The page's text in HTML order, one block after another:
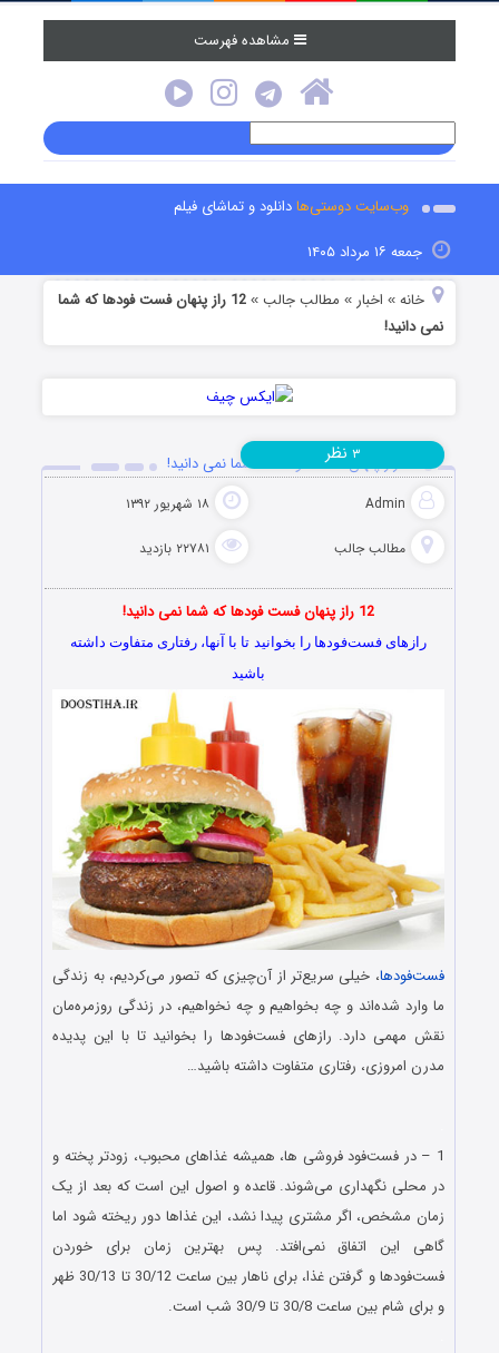
مشاهده فهرست
وب‌سایت دوستی‌هادانلود و تماشای فیلم
جمعه ۱۶ مرداد ۱۴۰۵
خانه » اخبار » مطالب جالب »
12 راز پنهان فست فودها که شما
نمی دانید!
12 راز پنهان فست فودها که شما نمی دانید!
Admin ۱۸ شهریور ۱۳۹۲
مطالب جالب ۲۲۷۸۱ بازدید
۳ نظر
12 راز پنهان فست فودها که شما نمی دانید!
رازهای فست‌فودها را بخوانید تا با آنها، رفتاری متفاوت داشته
باشید
فست‌فودها، خیلی سریع‌تر از آن‌چیزی که تصور می‌کردیم، به زندگی
ما وارد شده‌اند و چه بخواهیم و چه نخواهیم، در زندگی روزمره‌مان
نقش مهمی دارد. رازهای فست‌فودها را بخوانید تا با این پدیده
مدرن امروزی، رفتاری متفاوت داشته باشید…
1 – در فست‌فود فروشی ها، همیشه غذاهای محبوب، زودتر پخته و
در محلی نگهداری می‌شوند. قاعده و اصول این است که بعد از یک
زمان مشخص، اگر مشتری پیدا نشد، این غذاها دور ریخته شود اما
گاهی این اتفاق نمی‌افتد. پس بهترین زمان برای خوردن
فست‌فودها و گرفتن غذا، برای ناهار بین ساعت 30/12 تا 30/13 ظهر
و برای شام بین ساعت 30/8 تا 30/9 شب است.